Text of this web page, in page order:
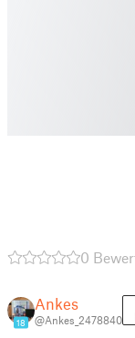
0
18
Ankes
@Ankes_2478840